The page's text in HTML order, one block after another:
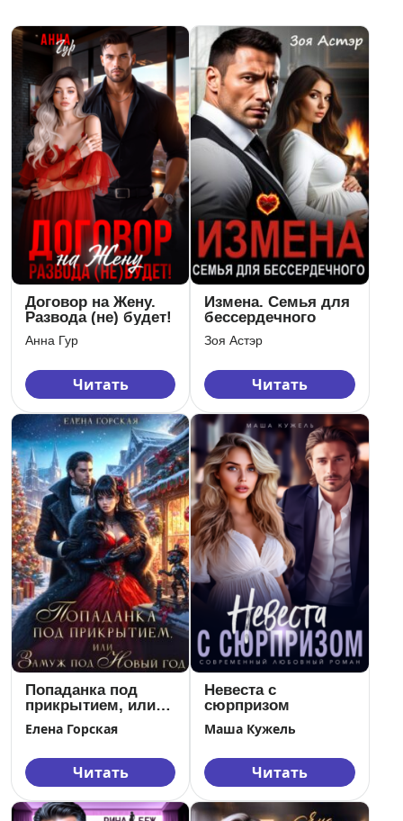
Договор на Жену.
Развода (не) будет!
Анна Гур
Читать
Измена. Семья для
бессердечного
Зоя Астэр
Читать
Попаданка под
прикрытием, или
Замуж под Новый
год
Елена Горская
Читать
Невеста с
сюрпризом
Маша Кужель
Читать